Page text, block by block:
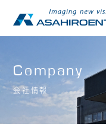
News お知らせ
Philosophy 朝日の想い
Company
会社情報